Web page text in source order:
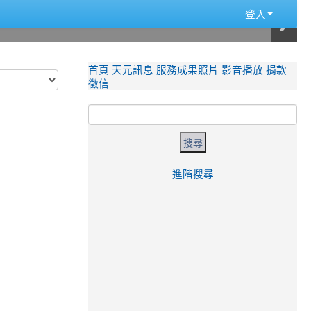
登入
首頁 天元訊息 服務成果照片 影音播放 捐款
徵信
進階搜尋